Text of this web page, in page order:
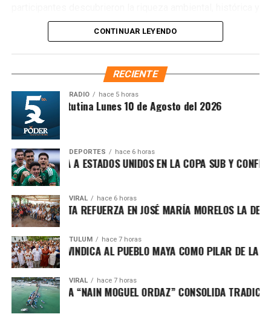
Además, se repartieron globos como un detalle especial
con el objetivo de que más personas puedan disfrutar
este espectáculo.
Fuente: 5to Poder Agencia de Noticias
turística de Cozumel mediante dinámicas interactivas y
educativas. Asimismo, se realizaron talleres de pintura,
clases de baile, actividades recreativas, una feria
ambiental y ejercicios de activación física en la unidad
deportiva Bicentenario, además de un emocionante paseo
en el barco pirata, que se convirtió en una de las
experiencias más memorables.
Entre las actividades más apreciadas destacó la
CONTINUAR LEYENDO
RECIENTE
RADIO hace 5 horas
Síntesis Matutina Lunes 10 de Agosto del 2026
DEPORTES hace 6 horas
DERROTA A ESTADOS UNIDOS EN LA COPA SUB Y CONFIRMA
VIRAL hace 6 horas
PERALTA REFUERZA EN JOSÉ MARÍA MORELOS LA
TULUM hace 7 horas
MARÍN REIVINDICA AL PUEBLO MAYA COMO PILAR DE LA
VIRAL hace 7 horas
DE PESCA “NAIN MOGUEL ORDAZ” CONSOLIDA TRADICIÓN